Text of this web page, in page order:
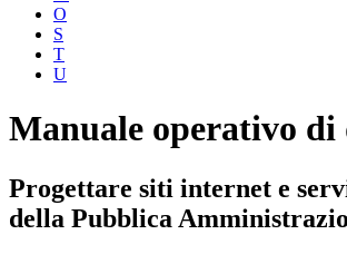
O
S
T
U
Manuale operativo di
Progettare siti internet e
della Pubblica